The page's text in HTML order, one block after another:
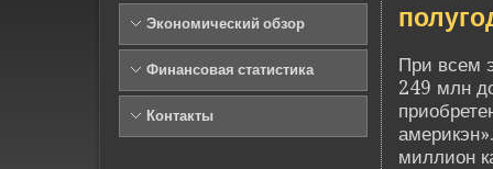
Экономический обзор
Финансовая статистика
Контакты
При всем
249 млн
миллион